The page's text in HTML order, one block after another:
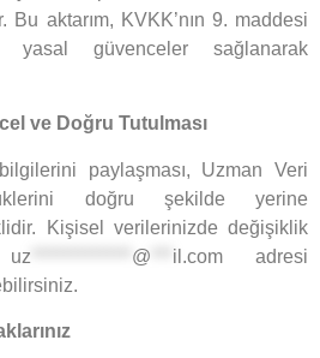
Bu aktarım, KVKK’nın 9. maddesi
güvenceler sağlanarak
ve Doğru Tutulması
paylaşması, Uzman Veri
doğru şekilde yerine
Kişisel verilerinizde değişiklik
uz @ il.com adresi